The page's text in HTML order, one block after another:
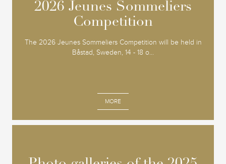
2026 Jeunes Sommeliers
Competition
The 2026 Jeunes Sommeliers Competition will be held in
Båstad, Sweden, 14 - 18 o...
MORE
2026 Jeunes Sommeliers
Competition